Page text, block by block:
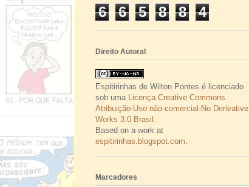
6 6 5 8 8 4
Direito Autoral
Espitirinhas de Wilton Pontes é licenciado
sob uma
Licença Creative Commons
Atribuição-Uso não-comercial-No Derivative
Works 3.0 Brasil
Based on a work at
espitirinhas.blogspot.com
Marcadores